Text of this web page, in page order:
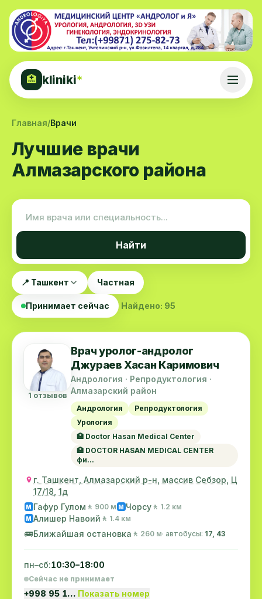
🏥 kliniki*
Главная/Врачи
Лучшие врачи
Алмазарского района
Найти
📍 Ташкент Частная
Принимает сейчас Найдено: 95
1 отзывов
Врач уролог-андролог
Джураев Хасан Каримович
Андрология · Репродуктология ·
Алмазарский район
Андрология
Репродуктология
Урология
🏥 Doctor Hasan Medical Center
🏥 DOCTOR HASAN MEDICAL CENTER
фи...
г. Ташкент, Алмазарский р-н, массив Себзор, Ц
17/18, 1д
M Гафур Гулом 🚶 900 м M Чорсу 🚶 1.2 км
M Алишер Навоий 🚶 1.4 км
🚌Ближайшая остановка 🚶 260 м· автобусы: 17, 43
пн–сб:10:30–18:00
Сейчас не принимает
+998 95 1… Показать номер